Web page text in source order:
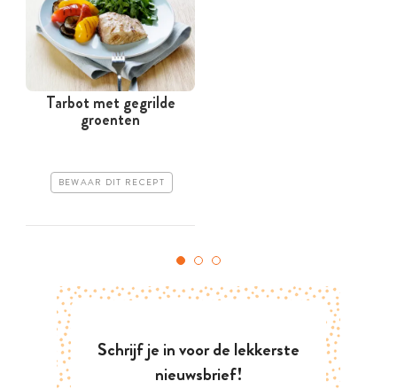
Tarbot met gegrilde
groenten
BEWAAR DIT RECEPT
Schrijf je in voor de lekkerste
nieuwsbrief!